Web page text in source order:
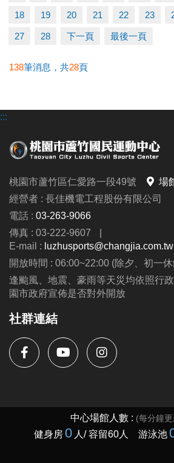
18 19 20 21 22 23
27 28 下一頁 最後一頁
138筆消息，共28頁
:::
桃園市蘆竹區仁愛路一段49號
場
經營者 : 長佳機電工程股份有限公司
電話 : 03-263-9066
傳真 : 03-222-9607
|
E-mail : luzhusports@changjia.com.tw
開放時間 : 06:00~22:00 (除夕、初一
逢颱風、地震、豪雨等天災均依照行
園市政府宣佈是否對外開放
社群連結